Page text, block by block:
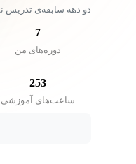
دو دهه سابقه‌ی تدریس
7
دوره‌های من
253
ساعت‌های آموزشی